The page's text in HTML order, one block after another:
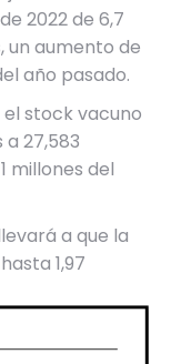
2022 de 6,7
un aumento de
año pasado.
stock vacuno
27,583
millones del
a que la
1,97